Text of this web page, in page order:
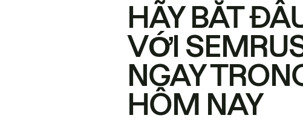
HÃY BẮT
VỚI
NGAY
HÔM NAY